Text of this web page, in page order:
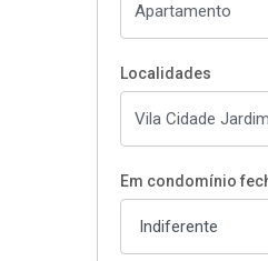
Localidades
Em condomínio